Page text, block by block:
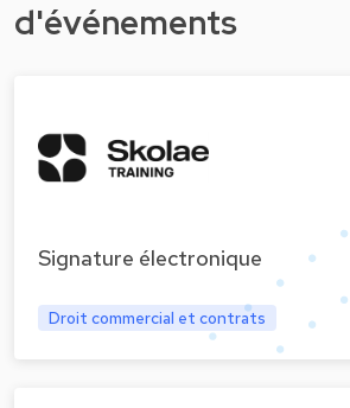
d'événements
Signature électronique
Droit commercial et contrats